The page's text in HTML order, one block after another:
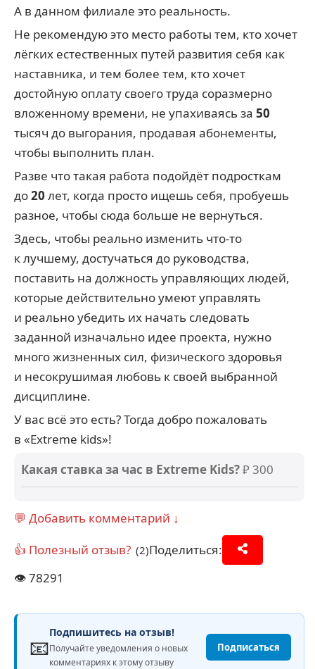
А в данном филиале это реальность.
Не рекомендую это место работы тем, кто хочет
лёгких естественных путей развития себя как
наставника, и тем более тем, кто хочет
достойную оплату своего труда соразмерно
вложенному времени, не упахиваясь за 50
тысяч до выгорания, продавая абонементы,
чтобы выполнить план.
Разве что такая работа подойдёт подросткам
до20 лет, когда просто ищешь себя, пробуешь
разное, чтобы сюда больше не вернуться.
Здесь, чтобы реально изменить что-то
к лучшему, достучаться до руководства,
поставить на должность управляющих людей,
которые действительно умеют управлять
и реально убедить их начать следовать
заданной изначально идее проекта, нужно
много жизненных сил, физического здоровья
и несокрушимая любовь к своей выбранной
дисциплине.
У вас всё это есть? Тогда добро пожаловать
в «Extreme kids»!
Какая ставка за час в Extreme Kids?₽ 300
💬 Добавить комментарий ↓
👍 Полезный отзыв? (2)Поделиться:
👁️78291
📧
Подпишитесь на отзыв!
Получайте уведомления о новых
комментариях к этому отзыву
Подписаться